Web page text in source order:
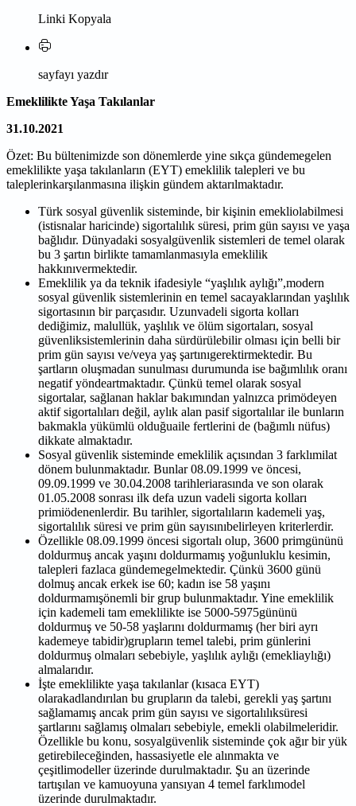
Linki Kopyala
sayfayı yazdır
Emeklilikte Yaşa Takılanlar
31.10.2021
Özet: Bu bültenimizde son dönemlerde yine sıkça gündemegelen
emeklilikte yaşa takılanların (EYT) emeklilik talepleri ve bu
taleplerinkarşılanmasına ilişkin gündem aktarılmaktadır.
Türk sosyal güvenlik sisteminde, bir kişinin emekliolabilmesi
(istisnalar haricinde) sigortalılık süresi, prim gün sayısı ve yaşa
bağlıdır. Dünyadaki sosyalgüvenlik sistemleri de temel olarak
bu 3 şartın birlikte tamamlanmasıyla emeklilik
hakkınıvermektedir.
Emeklilik ya da teknik ifadesiyle “yaşlılık aylığı”,modern
sosyal güvenlik sistemlerinin en temel sacayaklarından yaşlılık
sigortasının bir parçasıdır. Uzunvadeli sigorta kolları
dediğimiz, malullük, yaşlılık ve ölüm sigortaları, sosyal
güvenliksistemlerinin daha sürdürülebilir olması için belli bir
prim gün sayısı ve/veya yaş şartınıgerektirmektedir. Bu
şartların oluşmadan sunulması durumunda ise bağımlılık oranı
negatif yöndeartmaktadır. Çünkü temel olarak sosyal
sigortalar, sağlanan haklar bakımından yalnızca primödeyen
aktif sigortalıları değil, aylık alan pasif sigortalılar ile bunların
bakmakla yükümlü olduğuaile fertlerini de (bağımlı nüfus)
dikkate almaktadır.
Sosyal güvenlik sisteminde emeklilik açısından 3 farklımilat
dönem bulunmaktadır. Bunlar 08.09.1999 ve öncesi,
09.09.1999 ve 30.04.2008 tarihleriarasında ve son olarak
01.05.2008 sonrası ilk defa uzun vadeli sigorta kolları
primiödenenlerdir. Bu tarihler, sigortalıların kademeli yaş,
sigortalılık süresi ve prim gün sayısınıbelirleyen kriterlerdir.
Özellikle 08.09.1999 öncesi sigortalı olup, 3600 primgününü
doldurmuş ancak yaşını doldurmamış yoğunluklu kesimin,
talepleri fazlaca gündemegelmektedir. Çünkü 3600 günü
dolmuş ancak erkek ise 60; kadın ise 58 yaşını
doldurmamışönemli bir grup bulunmaktadır. Yine emeklilik
için kademeli tam emeklilikte ise 5000-5975gününü
doldurmuş ve 50-58 yaşlarını doldurmamış (her biri ayrı
kademeye tabidir)grupların temel talebi, prim günlerini
doldurmuş olmaları sebebiyle, yaşlılık aylığı (emekliaylığı)
almalarıdır.
İşte emeklilikte yaşa takılanlar (kısaca EYT)
olarakadlandırılan bu grupların da talebi, gerekli yaş şartını
sağlamamış ancak prim gün sayısı ve sigortalılıksüresi
şartlarını sağlamış olmaları sebebiyle, emekli olabilmeleridir.
Özellikle bu konu, sosyalgüvenlik sisteminde çok ağır bir yük
getirebileceğinden, hassasiyetle ele alınmakta ve
çeşitlimodeller üzerinde durulmaktadır. Şu an üzerinde
tartışılan ve kamuoyuna yansıyan 4 temel farklımodel
üzerinde durulmaktadır.